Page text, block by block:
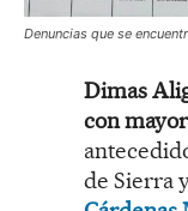
Denuncias que se
Dimas
con
de Sierra